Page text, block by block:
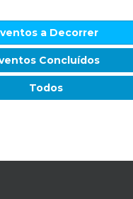
a Decorrer
Concluídos
Todos